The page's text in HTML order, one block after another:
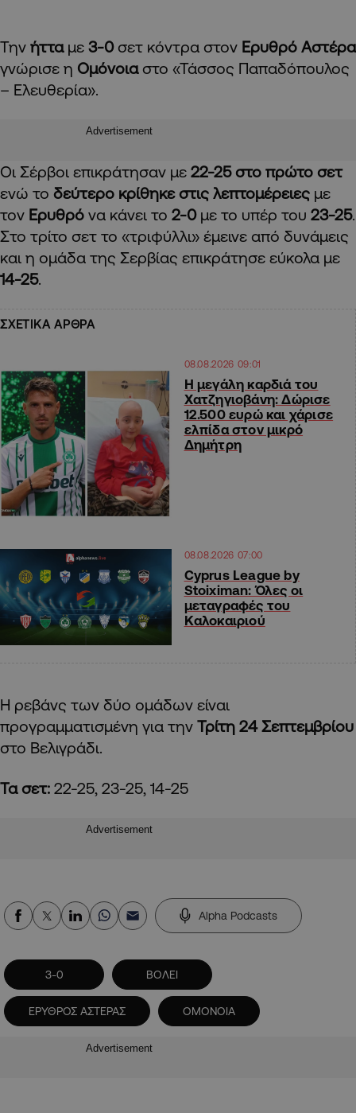
Την ήτταμε 3-0σετ κόντρα στον Ερυθρό Αστέρα
γνώρισε η Ομόνοια στο «Τάσσος Παπαδόπουλος
– Ελευθερία».
Advertisement
Οι Σέρβοι επικράτησαν με 22-25 στο πρώτο σετ
ενώ το δεύτερο κρίθηκε στις λεπτομέρειες με
τον Ερυθρό να κάνει το 2-0 με το υπέρ του 23-25.
Στο τρίτο σετ το «τριφύλλι» έμεινε από δυνάμεις
και η ομάδα της Σερβίας επικράτησε εύκολα με
14-25.
ΣΧΕΤΙΚΑ ΑΡΘΡΑ
08.08.2026 09:01
Η μεγάλη καρδιά του
Χατζηγιοβάνη: Δώρισε
12.500 ευρώ και χάρισε
ελπίδα στον μικρό
Δημήτρη
08.08.2026 07:00
Cyprus League by
Stoiximan: Όλες οι
μεταγραφές του
Καλοκαιριού
Η ρεβάνς των δύο ομάδων είναι
προγραμματισμένη για την Τρίτη 24 Σεπτεμβρίου
στο Βελιγράδι.
Τα σετ: 22-25, 23-25, 14-25
Advertisement
Alpha Podcasts
3-0 ΒΟΛΕΙ
ΕΡΥΘΡΟΣ ΑΣΤΕΡΑΣ ΟΜΟΝΟΙΑ
Advertisement